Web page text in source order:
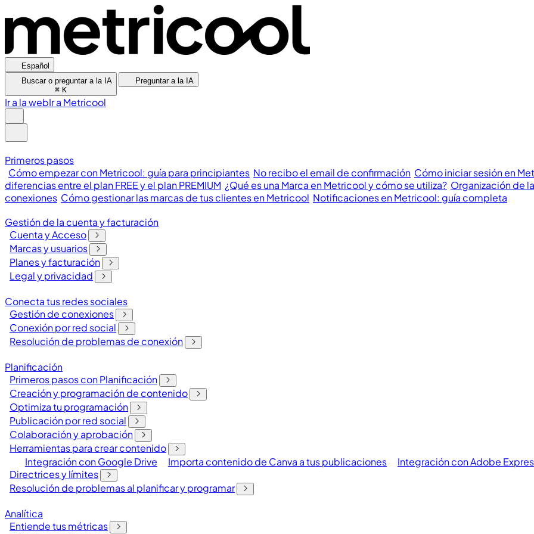
Español
Buscar o preguntar a la IA
⌘ K
Preguntar a la IA
Ir a la webIr a Metricool
Primeros pasos
Cómo empezar con Metricool: guía para principiantes No recibo el email de confirmación Cómo iniciar sesión en
diferencias entre el plan FREE y el plan PREMIUM ¿Qué es una Marca en Metricool y cómo se utiliza? Organización de
conexiones Cómo gestionar las marcas de tus clientes en Metricool Notificaciones en Metricool: guía completa
Gestión de la cuenta y facturación
Cuenta y Acceso
Marcas y usuarios
Planes y facturación
Legal y privacidad
Conecta tus redes sociales
Gestión de conexiones
Conexión por red social
Resolución de problemas de conexión
Planificación
Primeros pasos con Planificación
Creación y programación de contenido
Optimiza tu programación
Publicación por red social
Colaboración y aprobación
Herramientas para crear contenido
Integración con Google Drive
Importa contenido de Canva a tus publicaciones
Integración con Adobe
Directrices y límites
Resolución de problemas al planificar y programar
Analítica
Entiende tus métricas